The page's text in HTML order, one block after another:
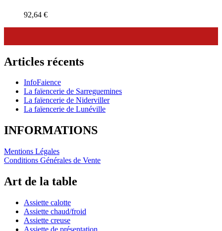
92,64 €
Articles récents
InfoFaience
La faïencerie de Sarreguemines
La faïencerie de Niderviller
La faïencerie de Lunéville
INFORMATIONS
Mentions Légales
Conditions Générales de Vente
Art de la table
Assiette calotte
Assiette chaud/froid
Assiette creuse
Assiette de présentation